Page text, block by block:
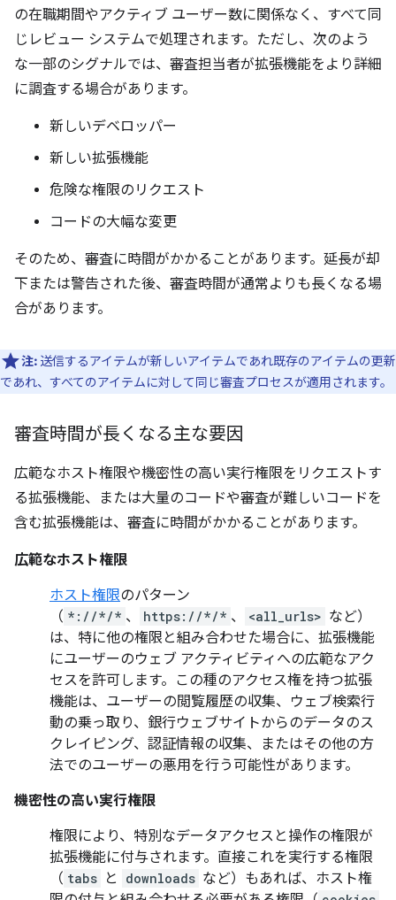
の在職期間やアクティブ ユーザー数に関係なく、すべて同
じレビュー システムで処理されます。ただし、次のよう
な一部のシグナルでは、審査担当者が拡張機能をより詳細
に調査する場合があります。
新しいデベロッパー
新しい拡張機能
危険な権限のリクエスト
コードの大幅な変更
そのため、審査に時間がかかることがあります。延長が却
下または警告された後、審査時間が通常よりも長くなる場
合があります。
注: 送信するアイテムが新しいアイテムであれ既存のアイテムの更新
であれ、すべてのアイテムに対して同じ審査プロセスが適用されます。
審査時間が長くなる主な要因
広範なホスト権限や機密性の高い実行権限をリクエストす
る拡張機能、または大量のコードや審査が難しいコードを
含む拡張機能は、審査に時間がかかることがあります。
広範なホスト権限
ホスト権限のパターン
（ *://*/* 、 https://*/* 、 <all_urls> など）
は、特に他の権限と組み合わせた場合に、拡張機能
にユーザーのウェブ アクティビティへの広範なアク
セスを許可します。この種のアクセス権を持つ拡張
機能は、ユーザーの閲覧履歴の収集、ウェブ検索行
動の乗っ取り、銀行ウェブサイトからのデータのス
クレイピング、認証情報の収集、またはその他の方
法でのユーザーの悪用を行う可能性があります。
機密性の高い実行権限
権限により、特別なデータアクセスと操作の権限が
拡張機能に付与されます。直接これを実行する権限
（ tabs と downloads など）もあれば、ホスト権